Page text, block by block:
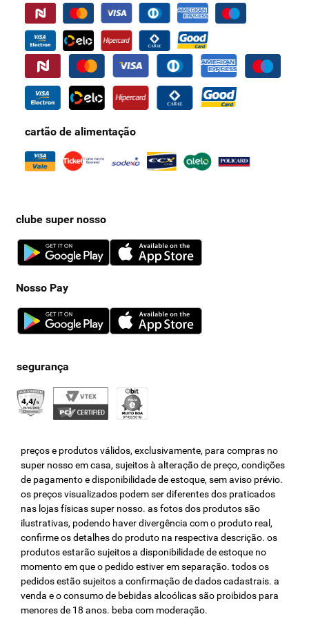
produto e o método de conservação. Por isso, confira a data de
validade indicada nas embalagens e evite consumi-las após o
vencimento.
Utilize ocartão Nosso Paypara ter praticidade, ofertas exclusivas e
descontos especiais nas compras no Supernosso BH. Conheça os
detalhes e solicite o seu!
cartão de alimentação
clube super nosso
Nosso Pay
preços e produtos válidos, exclusivamente, para compras no
super nosso em casa, sujeitos à alteração de preço, condições
de pagamento e disponibilidade de estoque, sem aviso prévio.
os preços visualizados podem ser diferentes dos praticados
nas lojas físicas super nosso. as fotos dos produtos são
ilustrativas, podendo haver divergência com o produto real,
confirme os detalhes do produto na respectiva descrição. os
produtos estarão sujeitos a disponibilidade de estoque no
momento em que o pedido estiver em separação. todos os
pedidos estão sujeitos a confirmação de dados cadastrais. a
venda e o consumo de bebidas alcoólicas são proibidos para
menores de 18 anos. beba com moderação.